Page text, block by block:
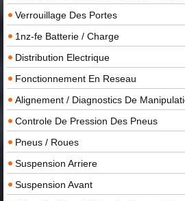
Verrouillage Des Portes
1nz-fe Batterie / Charge
Distribution Electrique
Fonctionnement En Reseau
Alignement / Diagnostics De
Controle De Pression Des Pneus
Pneus / Roues
Suspension Arriere
Suspension Avant